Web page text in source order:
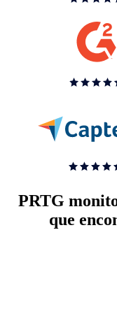
PRTG
que